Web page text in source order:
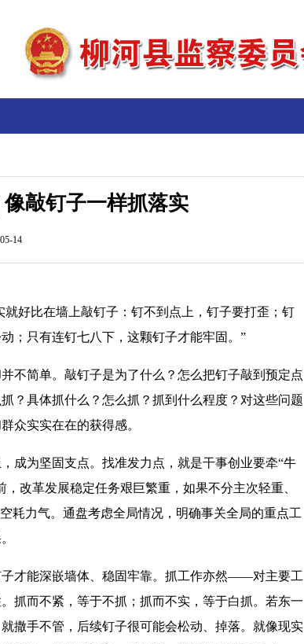
敲钉子一样抓落实
14
好比在墙上敲钉子：钉不到点上，钉子要打歪；钉
；只有连钉七八下，这颗钉子才能牢固。”
不简单。敲钉子是为了什么？怎么把钉子敲到预定点
具体抓什么？怎么抓？抓到什么程度？对这些问题
众实实在在的获得感。
成为坚固支点。找准发力点，就是干事创业要牵“牛
改革发展稳定任务艰巨繁重，如果不分主次轻重、
耗力气。通盘考虑全局情况，明确事关全局的重点工
才能深嵌墙体、稳固牢靠。抓工作亦然——对主要工
抓而不紧，等于不抓；抓而不实，等于白抓。若东一
撒手不管，后续钉子很可能会松动、掉落。就像现实